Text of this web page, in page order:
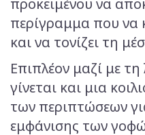
περίγραμμα που να
και να τονίζει τη
Επιπλέον μαζί με
γίνεται και μια
των περιπτώσεων
εμφάνισης των